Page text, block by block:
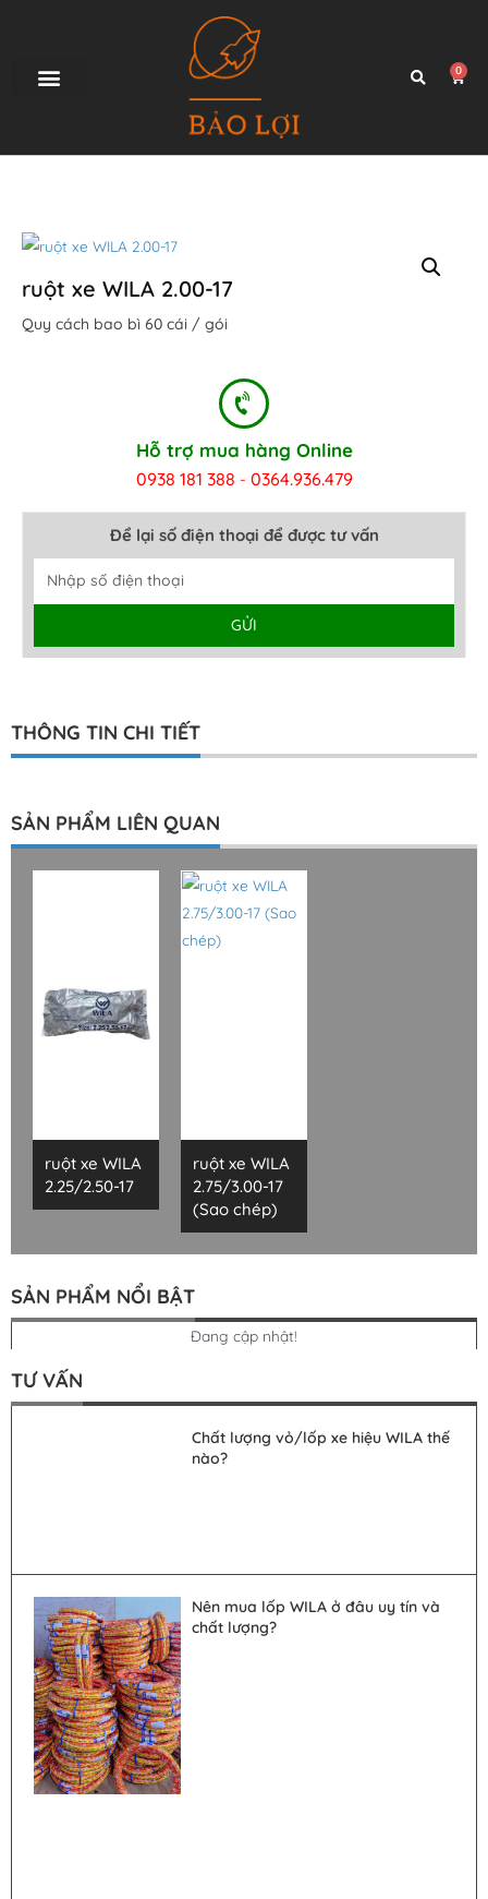
0
ruột xe WILA 2.00-17
Quy cách bao bì 60 cái / gói
Hỗ trợ mua hàng Online
0938 181 388 - 0364.936.479
Để lại số điện thoại để được tư vấn
GỬI
Alternative:
THÔNG TIN CHI TIẾT
SẢN PHẨM LIÊN QUAN
ruột xe WILA
2.25/2.50-17
ruột xe WILA
2.75/3.00-17
(Sao chép)
SẢN PHẨM NỔI BẬT
Đang cập nhật!
TƯ VẤN
Chất lượng vỏ/lốp xe hiệu WILA thế
nào?
Nên mua lốp WILA ở đâu uy tín và
chất lượng?